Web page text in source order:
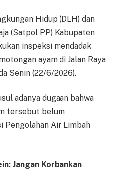
Hidup (DLH) dan
(Satpol PP) Kabupaten
inspeksi mendadak
ayam di Jalan Raya
Senin (22/6/2026).
adanya dugaan bahwa
tersebut belum
Pengolahan Air Limbah
Jangan Korbankan